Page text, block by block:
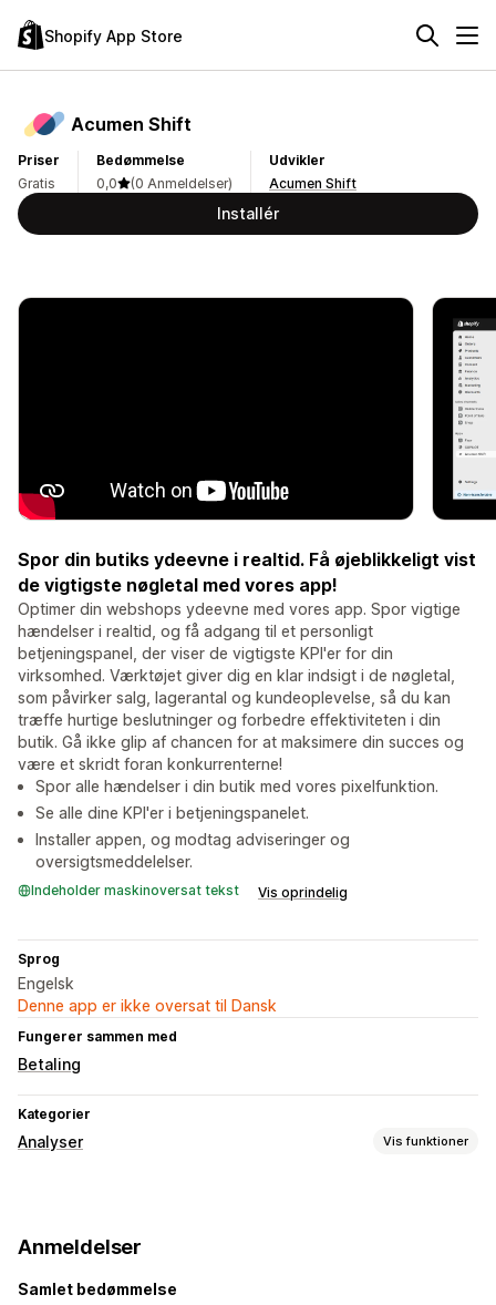
Shopify App Store
Acumen Shift
Priser
Gratis
Bedømmelse
0,0
(0 Anmeldelser)
Udvikler
Acumen Shift
Installér
Spor din butiks ydeevne i realtid. Få øjeblikkeligt vist
de vigtigste nøgletal med vores app!
Optimer din webshops ydeevne med vores app. Spor vigtige
hændelser i realtid, og få adgang til et personligt
betjeningspanel, der viser de vigtigste KPI'er for din
virksomhed. Værktøjet giver dig en klar indsigt i de nøgletal,
som påvirker salg, lagerantal og kundeoplevelse, så du kan
træffe hurtige beslutninger og forbedre effektiviteten i din
butik. Gå ikke glip af chancen for at maksimere din succes og
være et skridt foran konkurrenterne!
Spor alle hændelser i din butik med vores pixelfunktion.
Se alle dine KPI'er i betjeningspanelet.
Installer appen, og modtag adviseringer og
oversigtsmeddelelser.
Indeholder maskinoversat tekst Vis oprindelig
Sprog
Engelsk
Denne app er ikke oversat til Dansk
Fungerer sammen med
Betaling
Kategorier
Analyser Vis funktioner
Betalingsanalyse Pixelsporing
Anmeldelser
Samlet bedømmelse